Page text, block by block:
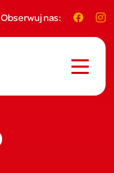
Obserwuj nas: